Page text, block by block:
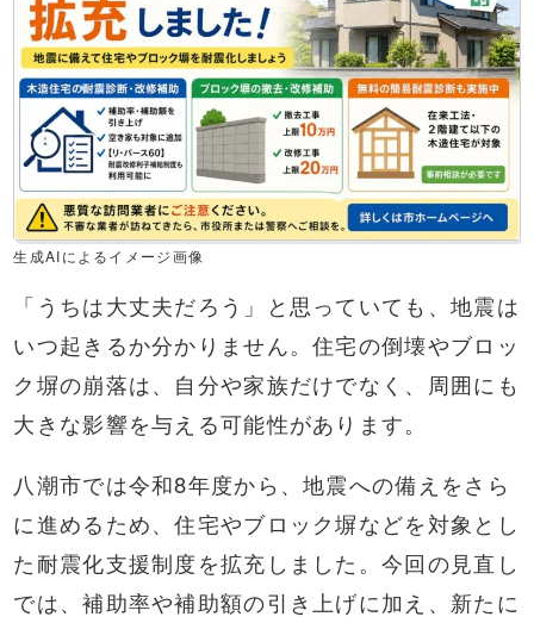
生成AIによるイメージ画像
「うちは大丈夫だろう」と思っていても、地震は
いつ起きるか分かりません。住宅の倒壊やブロッ
ク塀の崩落は、自分や家族だけでなく、周囲にも
大きな影響を与える可能性があります。
八潮市では令和8年度から、地震への備えをさら
に進めるため、住宅やブロック塀などを対象とし
た耐震化支援制度を拡充しました。今回の見直し
では、補助率や補助額の引き上げに加え、新たに